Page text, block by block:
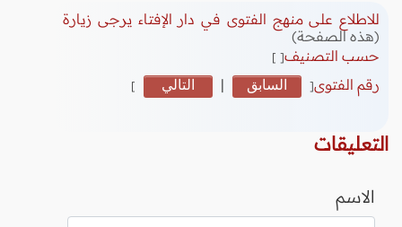
للاطلاع على منهج الفتوى في دار الإفتاء يرجى زيارة
(هذه الصفحة)
حسب التصنيف[ ]
رقم الفتوى[ السابق | التالي ]
التعليقات
الاسم